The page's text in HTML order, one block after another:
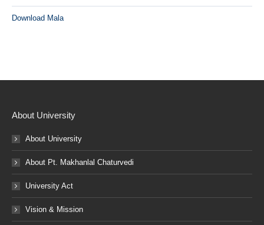
Download Mala
About University
About University
About Pt. Makhanlal Chaturvedi
University Act
Vision & Mission